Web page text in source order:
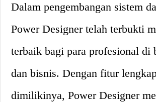
Dalam pengembangan sistem
Power Designer telah terbukti
terbaik bagi para profesional di
dan bisnis. Dengan fitur
dimilikinya, Power Designer